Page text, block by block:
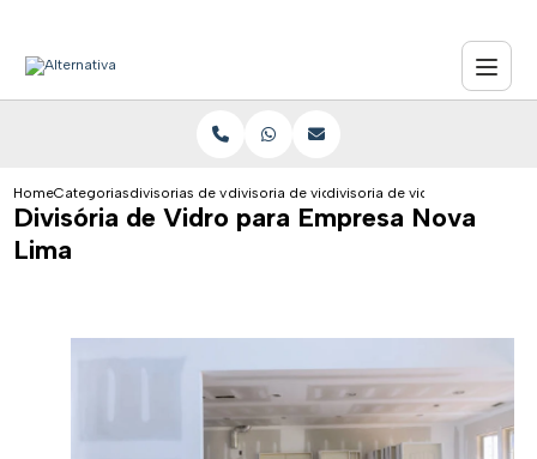
HomeCategoriasdivisorias de vidrodivisoria de vidro para clinica odontologica
divisoria de vidro para
Divisória de Vidro para Empresa Nova
Lima